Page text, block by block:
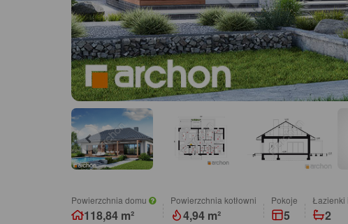
Powierzchnia domu
118,84 m²
Powierzchnia kotłowni
4,94 m²
pokoje
5 2